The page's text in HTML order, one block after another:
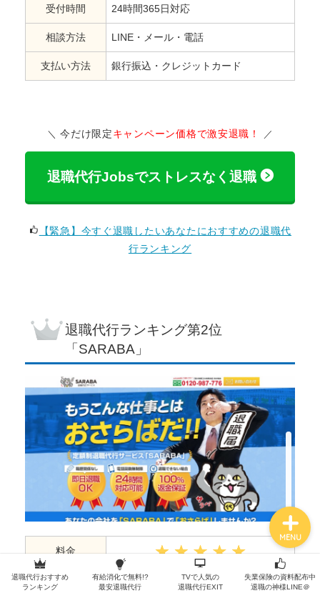
受付時間 24時間365日対応
相談方法 LINE・メール・電話
支払い方法 銀行振込・クレジットカード
今だけ限定キャンペーン価格で激安退職！
退職代行Jobsでストレスなく退職
【緊急】今すぐ退職したいあなたにおすすめの退職代
行ランキング
退職代行ランキング第2位
「SARABA」
料金
実績
退職代行おすすめ
ランキング
有給消化で無料!?
最安退職代行
TVで人気の
退職代行EXIT
失業保険の資料配布中
退職の神様LINE＠
MENU
退職の手順
退職の常識
各退職代行サービス
職種別の退職体験談